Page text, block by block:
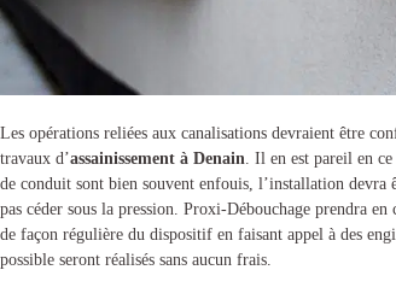
Les opérations reliées aux canalisations devraient être
travaux d’assainissement à Denain . Il en est pareil en
de conduit sont bien souvent enfouis, l’installation devra
pas céder sous la pression. Proxi-Débouchage prendra en
de façon régulière du dispositif en faisant appel à des
possible seront réalisés sans aucun frais.